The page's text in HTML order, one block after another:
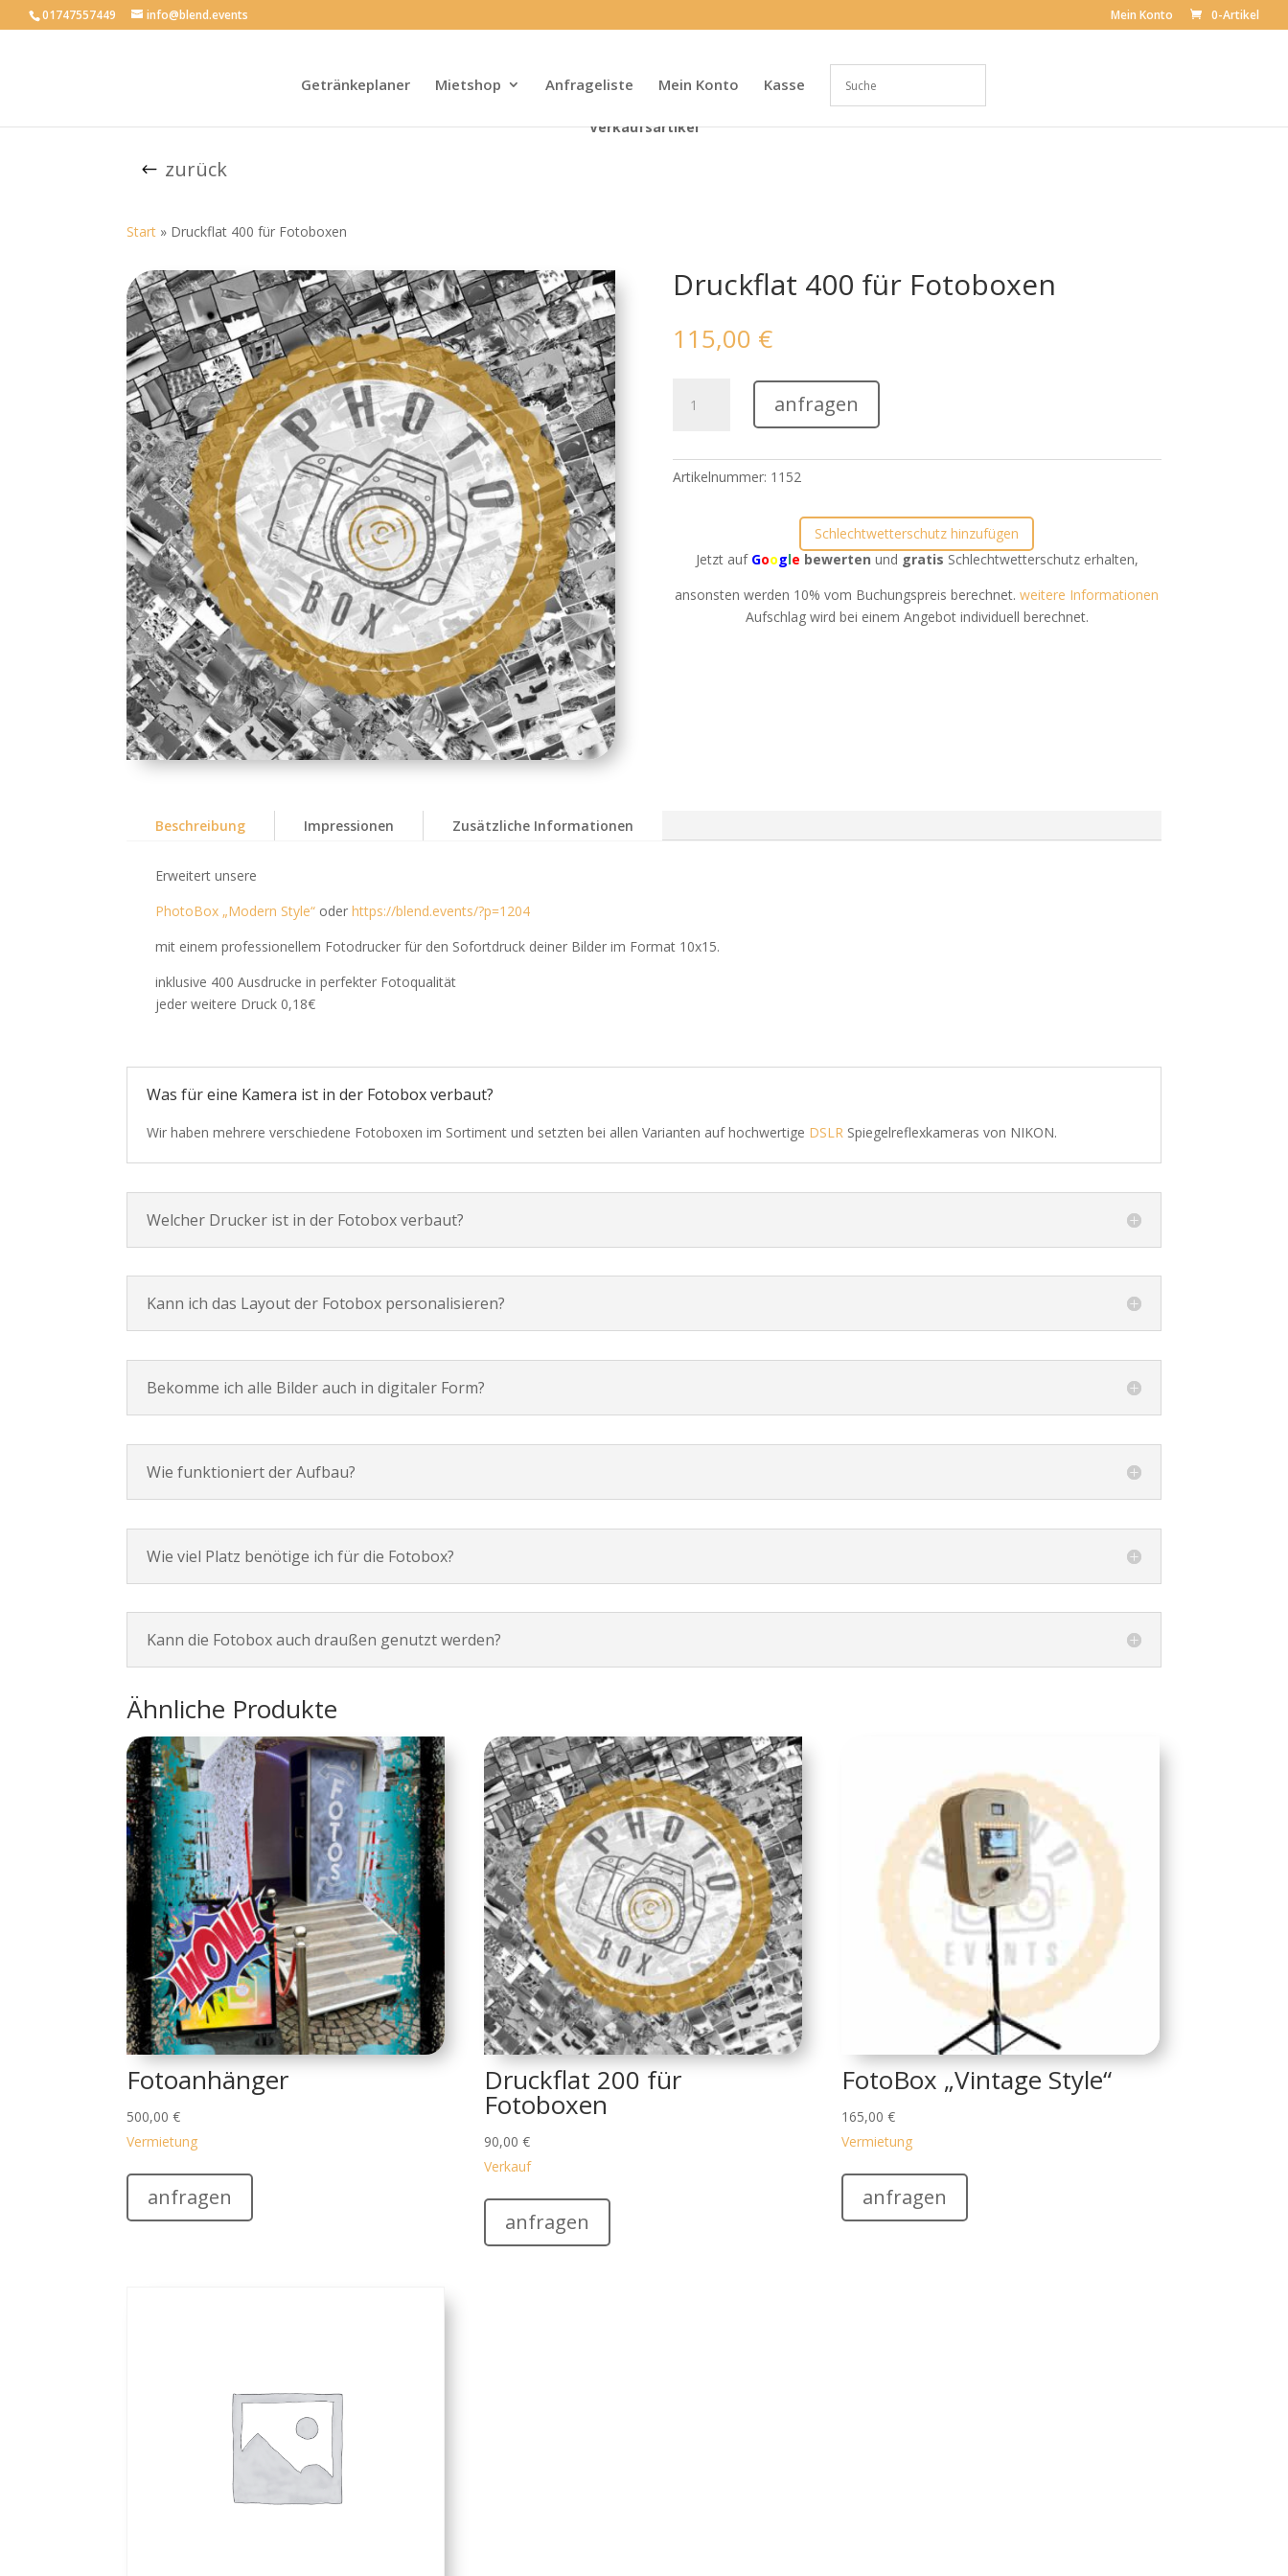
01747557449 info@blend.events Mein Konto 0-Artikel
Getränkeplaner Mietshop Anfrageliste Mein Konto Kasse
Verkaufsartikel
zurück
Start » Druckflat 400 für Fotoboxen
Druckflat 400 für Fotoboxen
115,00 €
400
Menge
anfragen
Artikelnummer: 1152
Schlechtwetterschutz hinzufügen
Jetzt auf Google bewerten und gratis Schlechtwetterschutz erhalten,
ansonsten werden 10% vom Buchungspreis berechnet.weitere Informationen
Aufschlag wird bei einem Angebot individuell berechnet.
Beschreibung Impressionen Zusätzliche Informationen
Erweitert unsere
PhotoBox „Modern Style“ oder https://blend.events/?p=1204
mit einem professionellem Fotodrucker für den Sofortdruck deiner Bilder im Format 10x15.
inklusive 400 Ausdrucke in perfekter Fotoqualität
jeder weitere Druck 0,18€
Was für eine Kamera ist in der Fotobox verbaut?
Wir haben mehrere verschiedene Fotoboxen im Sortiment und setzten bei allen Varianten auf hochwertige DSLR Spiegelreflexkameras von NIKON.
Welcher Drucker ist in der Fotobox verbaut?
Kann ich das Layout der Fotobox personalisieren?
Bekomme ich alle Bilder auch in digitaler Form?
Wie funktioniert der Aufbau?
Wie viel Platz benötige ich für die Fotobox?
Kann die Fotobox auch draußen genutzt werden?
Ähnliche Produkte
Fotoanhänger
500,00 €
Vermietung
anfragen
Druckflat 200 für
Fotoboxen
90,00€
Verkauf
anfragen
FotoBox „Vintage Style“
165,00€
Vermietung
anfragen